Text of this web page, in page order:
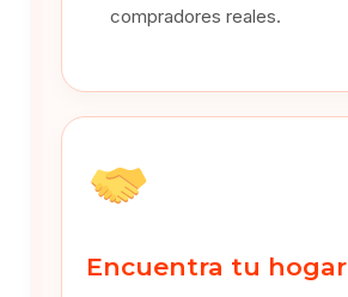
compradores reales.
Encuentra tu hogar